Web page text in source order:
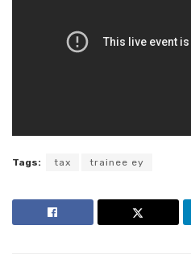
Tags: tax trainee ey